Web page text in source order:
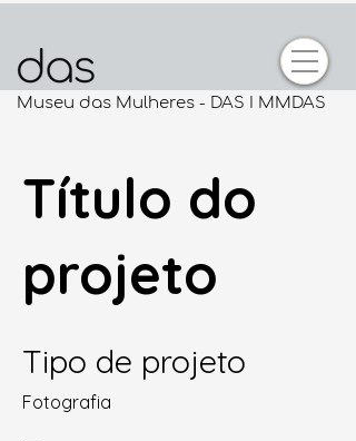
Museu das Mulheres - DAS I MMDAS
Título do
projeto
Tipo de projeto
Fotografia